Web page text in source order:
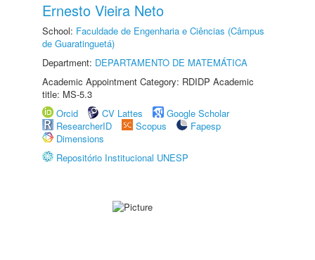
Ernesto Vieira Neto
School: Faculdade de Engenharia e Ciências (Câmpus
de Guaratinguetá)
Department: DEPARTAMENTO DE MATEMÁTICA
Academic Appointment Category: RDIDP Academic
title: MS-5.3
Orcid
CV Lattes
Google Scholar
ResearcherID
Scopus
Fapesp
Dimensions
Repositório Institucional UNESP